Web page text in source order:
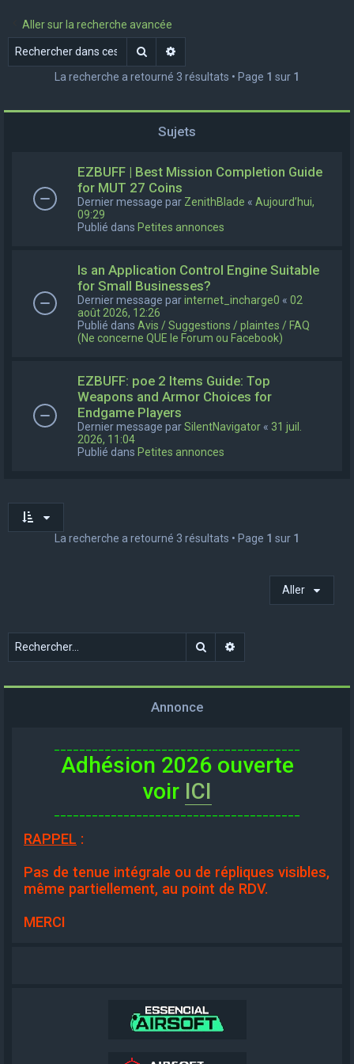
Aller sur la recherche avancée
Rechercher
La recherche a retourné 3 résultats • Page 1 sur 1
Sujets
EZBUFF | Best Mission Completion Guide
for MUT 27 Coins
Dernier message par ZenithBlade « Aujourd’hui,
09:29
Publié dans Petites annonces
Is an Application Control Engine Suitable
for Small Businesses?
Dernier message parinternet_incharge0 « 02
août 2026, 12:26
Publié dans Avis / Suggestions / plaintes / FAQ
(Ne concerne QUE le Forum ou Facebook)
EZBUFF: poe 2 Items Guide: Top
Weapons and Armor Choices for
Endgame Players
Dernier message parSilentNavigator « 31 juil.
2026, 11:04
Publié dans Petites annonces
La recherche a retourné 3 résultats • Page 1 sur 1
Aller
Rechercher
Annonce
Adhésion 2026 ouverte
voir ICI
RAPPEL :
Pas de tenue intégrale ou de répliques visibles,
même partiellement, au point de RDV.
MERCI